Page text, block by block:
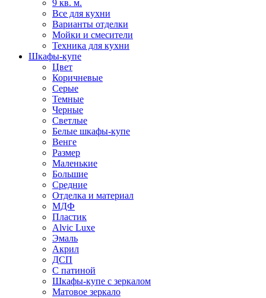
9 кв. м.
Все для кухни
Варианты отделки
Мойки и смесители
Техника для кухни
Шкафы-купе
Цвет
Коричневые
Серые
Темные
Черные
Светлые
Белые шкафы-купе
Венге
Размер
Маленькие
Большие
Средние
Отделка и материал
МДФ
Пластик
Alvic Luxe
Эмаль
Акрил
ДСП
С патиной
Шкафы-купе с зеркалом
Матовое зеркало